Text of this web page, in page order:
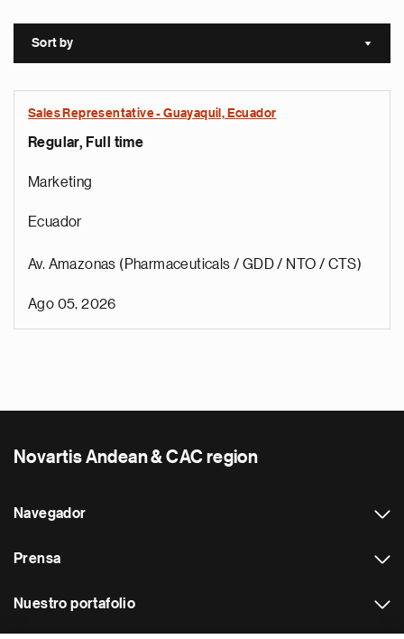
Sort by Sort
Sales Representative - Guayaquil, Ecuador
Regular, Full time
Marketing
Ecuador
Av. Amazonas (Pharmaceuticals / GDD / NTO / CTS)
Ago 05, 2026
Novartis Andean & CAC region
Navegador
Prensa
Nuestro portafolio